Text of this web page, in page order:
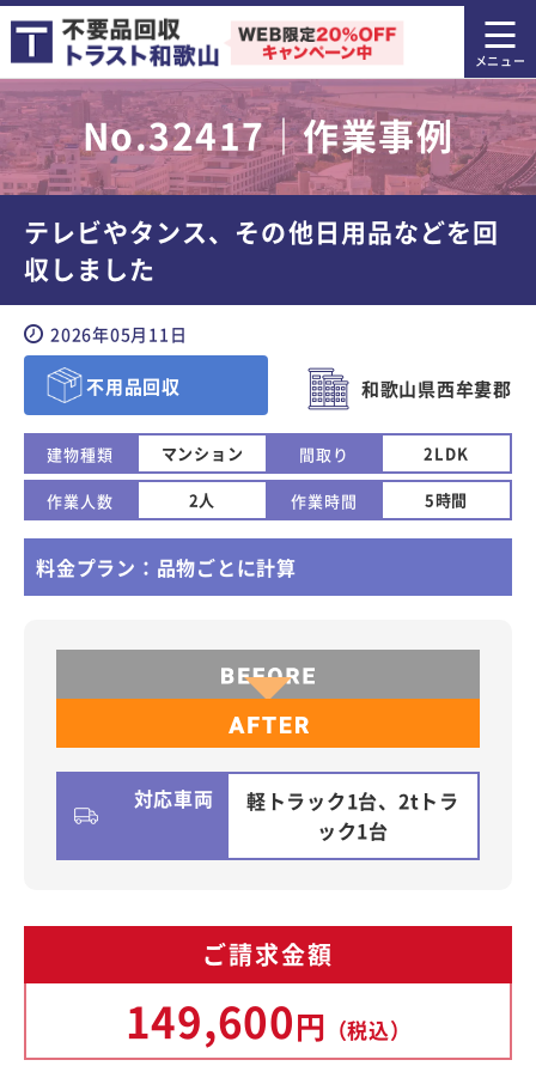
No.32417｜作業事例
テレビやタンス、その他日用品などを回
収しました
2026年05月11日
不用品回収 和歌山県西牟婁郡
建物種類 マンション 間取り 2LDK
作業人数 2人 作業時間 5時間
料金プラン：品物ごとに計算
対応車両
軽トラック1台、2tトラ
ック1台
ご請求金額
149,600円 （税込）